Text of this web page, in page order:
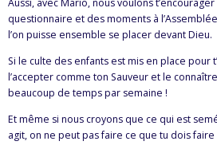
questionnaire et des moments à
l’on puisse ensemble se placer devant Dieu.
Si le culte des enfants est mis en place pour
l’accepter comme ton Sauveur et le
beaucoup de temps par semaine !
Et même si nous croyons que ce qui est
agit, on ne peut pas faire ce que tu dois faire